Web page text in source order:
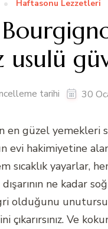
Haftasonu Lezzetleri
usulü
tarihi 30
en güzel yemekleri
evi hakimiyetine
sıcaklık yayarlar,
ne kadar
olduğunu
çıkarırsınız. Ve